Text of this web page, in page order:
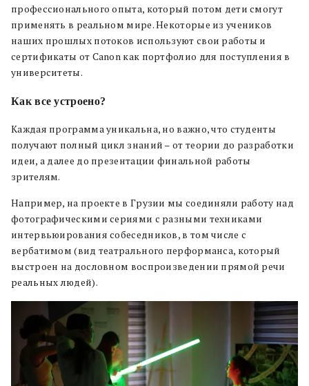
профессионального опыта, который потом дети смогут
применять в реальном мире. Некоторые из учеников
наших прошлых потоков используют свои работы и
сертификаты от Canon как портфолио для поступления в
университеты.
Как все устроено?
Каждая программа уникальна, но важно, что студенты
получают полный цикл знаний – от теории до разработки
идеи, а далее до презентации финальной работы
зрителям.
Например, на проекте в Грузии мы соединяли работу над
фотографическими сериями с разными техниками
интервьюирования собеседников, в том числе с
вербатимом (вид театрального перформанса, который
выстроен на дословном воспроизведении прямой речи
реальных людей).